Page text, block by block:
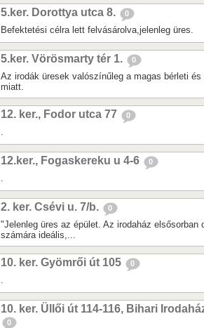
5.ker. Dorottya utca 8. 0
Befektetési célra lett felvásárolva,jelenleg üres.
5.ker. Vörösmarty tér 1. 0
Az irodák üresek valószínűleg a magas bérleti
miatt.
12. ker., Fodor utca 77 0
.
12.ker., Fogaskereku u 4-6 0
.
2. ker. Csévi u. 7/b. 0
"Jelenleg üres az épület. Az irodaház elsősorban
számára ideális,...
10. ker. Gyömrői út 105 0
.
10. ker. Üllői út 114-116, Bihari
0